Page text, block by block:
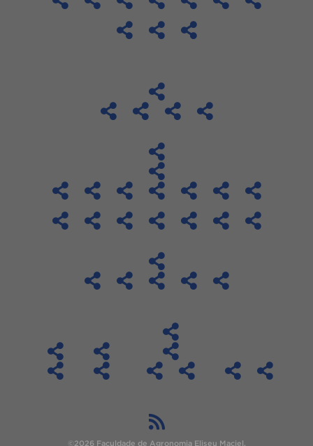
©2026 Faculdade de Agronomia Eliseu Maciel.